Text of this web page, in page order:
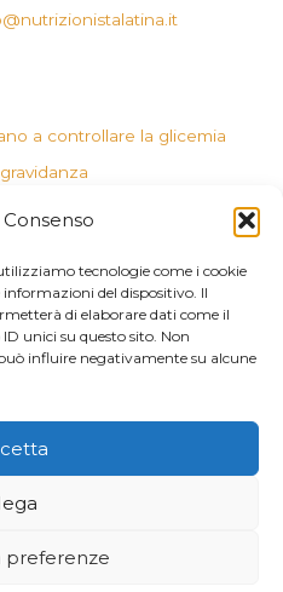
Consenso
tecnologie come i cookie
del dispositivo. Il
di elaborare dati come il
unici su questo sito. Non
influire negativamente su alcune
preferenze
a controllare la glicemia
A Latina Dott. Carlotta Pibiri |
sulla Privacy